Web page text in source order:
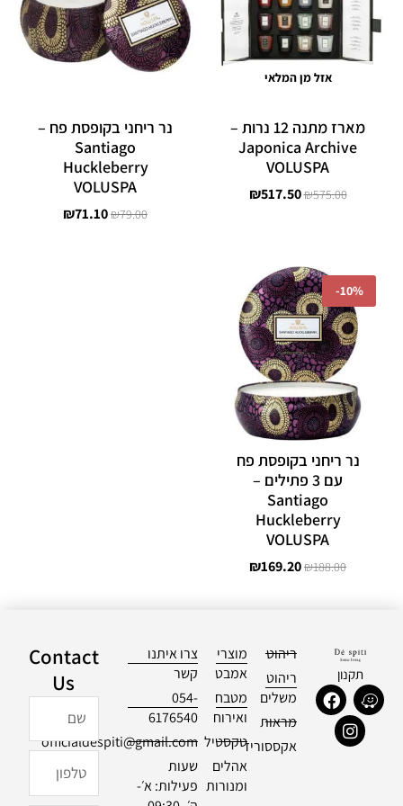
אזל מן המלאי
מארז מתנה 12 נרות –
Japonica Archive
VOLUSPA
₪575.00
₪517.50
נר ריחני בקופסת פח –
Santiago
Huckleberry
VOLUSPA
₪79.00
₪71.10
10%
-
נר ריחני בקופסת פח
עם 3 פתילים –
Santiago
Huckleberry
VOLUSPA
₪188.00
המחיר
המקורי
היה:
₪188.00.
₪169.20
הנוכחי
הוא:
₪169.20.
תקנון
W
a
z
e
F
a n
s
t
ריהוט
ריהוט
משלים
מראות
אקססוריז
מוצרי
אמבט
מטבח
ואירוח
טקסטיל
אהלים
ומנורות
צרו איתנו
קשר
054-
6176540
officialdespiti@gmail.com
שעות
פעילות: א׳-
Contact
Us